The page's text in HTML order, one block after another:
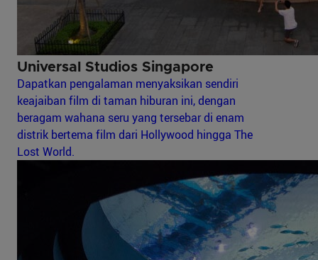
Universal Studios Singapore
Dapatkan pengalaman menyaksikan sendiri
keajaiban film di taman hiburan ini, dengan
beragam wahana seru yang tersebar di enam
distrik bertema film dari Hollywood hingga The
Lost World.